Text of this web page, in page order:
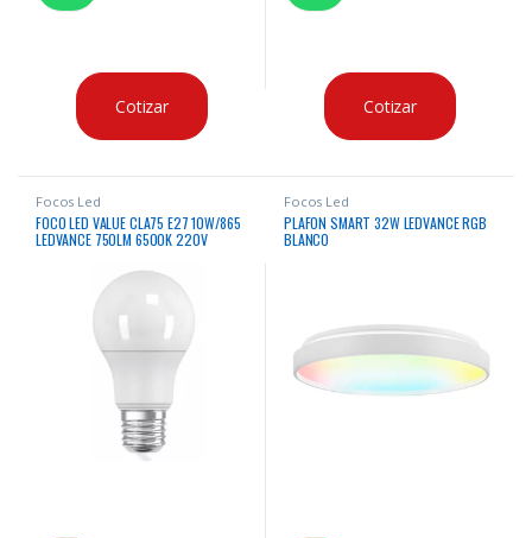
Cotizar Cotizar
Focos Led
FOCO LED VALUE CLA75 E27 10W/865
LEDVANCE 750LM 6500K 220V
Focos Led
PLAFON SMART 32W LEDVANCE RGB
BLANCO